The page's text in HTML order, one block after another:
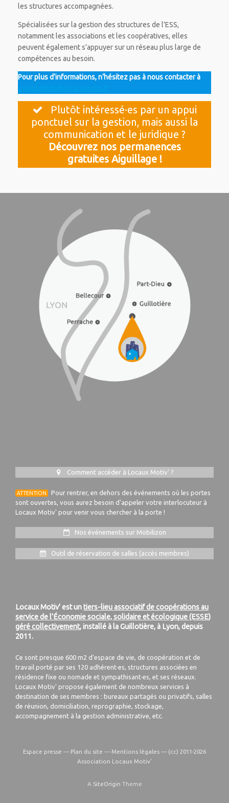
les structures accompagnées.
Spécialisées sur la gestion des structures de l’ESS,
notamment les associations et les coopératives, elles
peuvent également s’appuyer sur un réseau plus large de
compétences au besoin.
Pour plus d’informations, n’hésitez pas à nous contacter à
Plutôt intéressé·es par un appui
ponctuel sur la gestion, mais aussi la
communication et le juridique ?
Découvrez nos permanences
gratuites Aiguillage !
Comment accéder à Locaux Motiv' ?
ATTENTION
Pour rentrer, en dehors des événements où les portes
sont ouvertes, vous aurez besoin d'appeler votre interlocuteur à
Locaux Motiv' pour venir vous chercher à la porte !
Nos événements sur Mobilizon
Outil de réservation de salles (accès membres)
Locaux Motiv' est untiers-lieu associatif de coopérations au
service de l’Économie sociale, solidaire et écologique (ESSE)
géré collectivement, installé à la Guillotière, à Lyon, depuis
2011.
Ce sont presque 600 m2 d'espace de vie, de coopération et de
travail porté par ses 120 adhérent·es, structures associées en
résidence fixe ou nomade et sympathisant·es, et ses réseaux.
Locaux Motiv' propose également de nombreux services à
destination de ses membres : bureaux partagés ou privatifs, salles
de réunion, domiciliation, reprographie, stockage,
accompagnement à la gestion administrative, etc.
Espace presse — Plan du site — Mentions légales — (cc) 2011-2026
Association Locaux Motiv’
A SiteOrigin Theme